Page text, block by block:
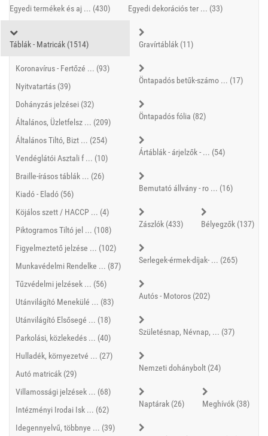
Egyedi termékek és aj ... (430) Egyedi dekorációs ter ... (33)
Táblák - Matricák (1514)
Koronavírus - Fertőzé ... (93)
Nyitvatartás (39)
Dohányzás jelzései (32)
Általános, Üzletfelsz ... (209)
Általános Tiltó, Bizt ... (254)
Vendéglátói Asztali f ... (10)
Braille-írásos táblák ... (26)
Kiadó - Eladó (56)
Köjálos szett / HACCP ... (4)
Piktogramos Tiltó jel ... (108)
Figyelmeztető jelzése ... (102)
Munkavédelmi Rendelke ... (87)
Tűzvédelmi jelzések ... (56)
Utánvilágító Menekülé ... (83)
Utánvilágító Elsősegé ... (18)
Parkolási, közlekedés ... (40)
Hulladék, környezetvé ... (27)
Autó matricák (29)
Villamossági jelzések ... (68)
Intézményi Irodai Isk ... (62)
Idegennyelvű, többnye ... (39)
Gravírtáblák (11)
Öntapadós betűk-számo ... (17)
Öntapadós fólia (82)
Ártáblák - árjelzők - ... (54)
Bemutató állvány - ro ... (16)
Zászlók (433) Bélyegzők (137)
Serlegek-érmek-díjak- ... (265)
Autós - Motoros (202)
Születésnap, Névnap, ... (37)
Nemzeti dohánybolt (24)
Naptárak (26) Meghívók (38)